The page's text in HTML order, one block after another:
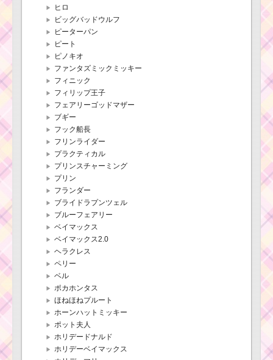
ヒロ
ビッグバッドウルフ
ピーターパン
ピート
ピノキオ
ファンタズミックミッキー
フィニック
フィリップ王子
フェアリーゴッドマザー
ブギー
フック船長
フリンライダー
プラクティカル
プリンスチャーミング
プリン
フランダー
ブライドラプンツェル
ブルーフェアリー
ベイマックス
ベイマックス2.0
ヘラクレス
ペリー
ベル
ポカホンタス
ほねほねプルート
ホーンハットミッキー
ポット夫人
ホリデードナルド
ホリデーベイマックス